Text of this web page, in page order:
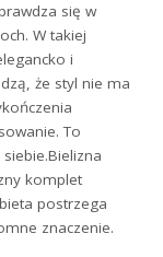
się w
W takiej
i
że styl nie ma
To
komplet
postrzega
znaczenie.